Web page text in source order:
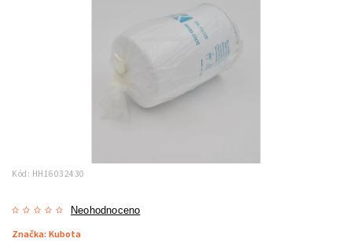
Kód: HH16032430
Neohodnoceno
Značka: Kubota